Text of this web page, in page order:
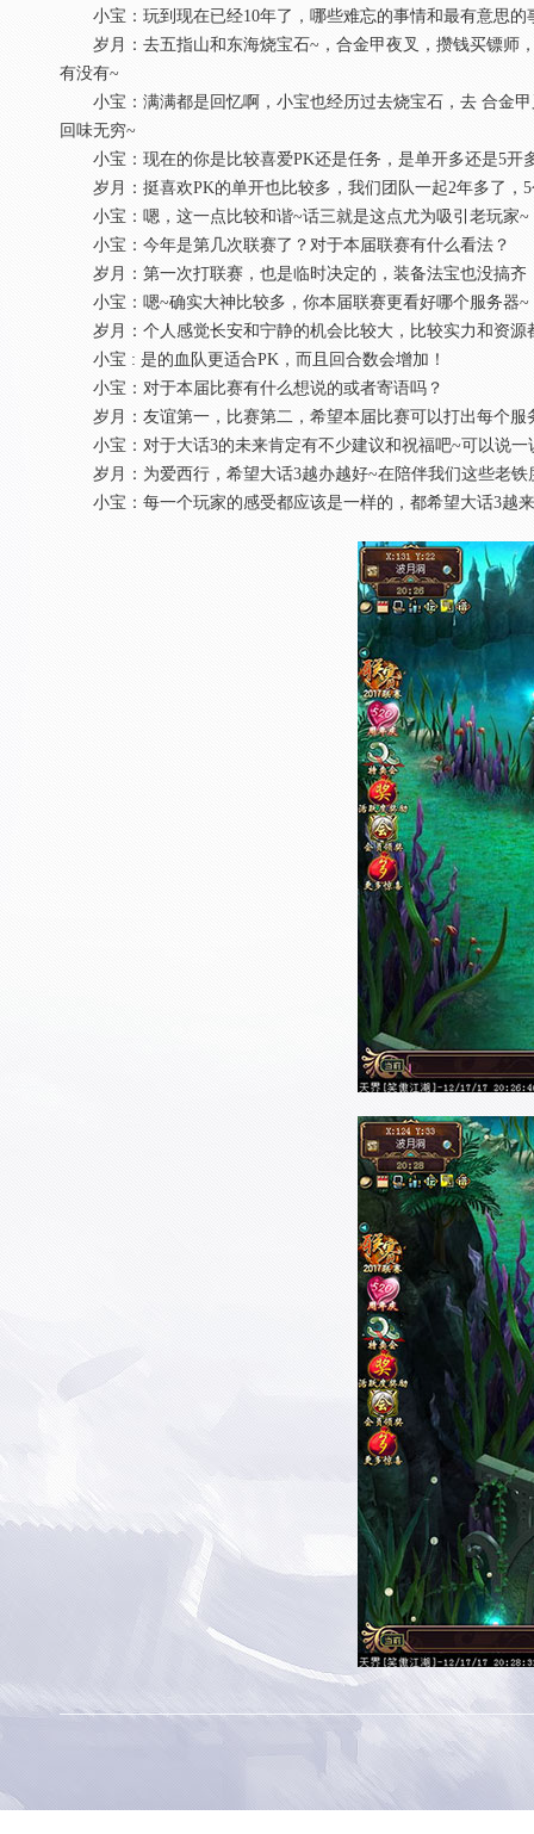
小宝：玩到现在已经10年了，哪些难忘的事情和最有意思的
岁月：去五指山和东海烧宝石~，合金甲夜叉，攒钱买镖师
有没有~
小宝：满满都是回忆啊，小宝也经历过去烧宝石，去 合金甲
回味无穷~
小宝：现在的你是比较喜爱PK还是任务，是单开多还是5开
岁月：挺喜欢PK的单开也比较多，我们团队一起2年多了，5
小宝：嗯，这一点比较和谐~话三就是这点尤为吸引老玩家~
小宝：今年是第几次联赛了？对于本届联赛有什么看法？
岁月：第一次打联赛，也是临时决定的，装备法宝也没搞齐
小宝：嗯~确实大神比较多，你本届联赛更看好哪个服务器~
岁月：个人感觉长安和宁静的机会比较大，比较实力和资源
小宝 : 是的血队更适合PK，而且回合数会增加！
小宝：对于本届比赛有什么想说的或者寄语吗？
岁月：友谊第一，比赛第二，希望本届比赛可以打出每个服
小宝：对于大话3的未来肯定有不少建议和祝福吧~可以说一
岁月：为爱西行，希望大话3越办越好~在陪伴我们这些老铁
小宝：每一个玩家的感受都应该是一样的，都希望大话3越来